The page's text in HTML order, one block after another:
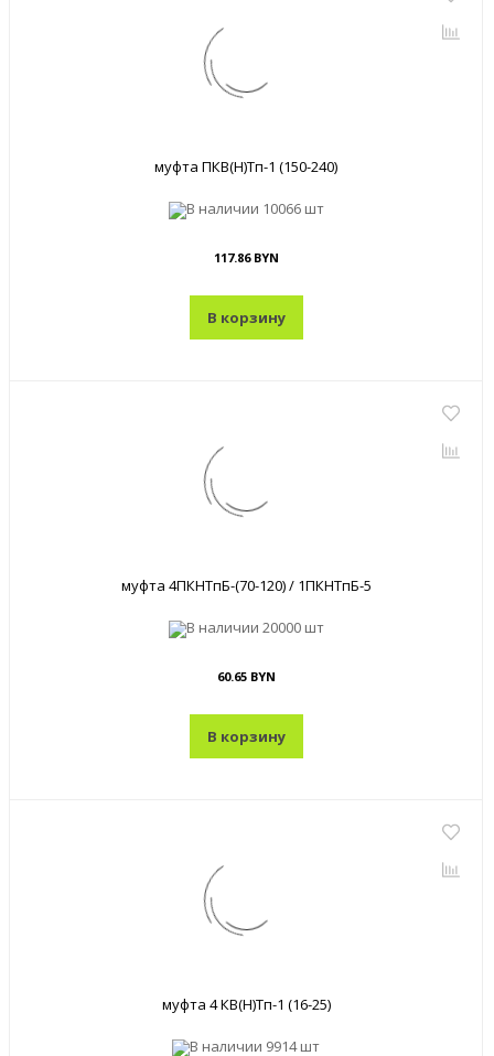
муфта ПКВ(Н)Тп-1 (150-240)
В наличии 10066 шт
117.86 BYN
В корзину
муфта 4ПКНТпБ-(70-120) / 1ПКНТпБ-5
В наличии 20000 шт
60.65 BYN
В корзину
муфта 4 КВ(Н)Тп-1 (16-25)
В наличии 9914 шт